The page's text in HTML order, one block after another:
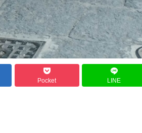
Pocket LINE